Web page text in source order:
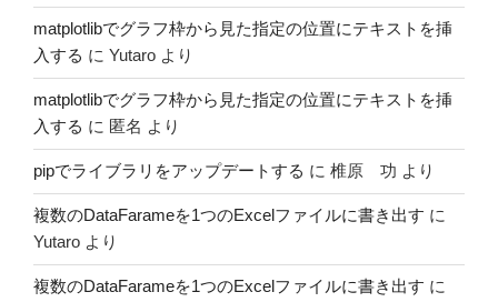
matplotlibでグラフ枠から見た指定の位置にテキストを挿
入する に Yutaro より
matplotlibでグラフ枠から見た指定の位置にテキストを挿
入する に 匿名 より
pipでライブラリをアップデートする に 椎原 功 より
複数のDataFarameを1つのExcelファイルに書き出す に
Yutaro より
複数のDataFarameを1つのExcelファイルに書き出す に